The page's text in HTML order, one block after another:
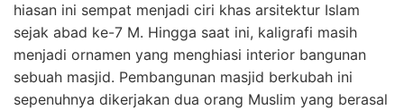
hiasan ini sempat menjadi ciri khas arsitektur Islam
sejak abad ke-7 M. Hingga saat ini, kaligrafi masih
menjadi ornamen yang menghiasi interior bangunan
sebuah masjid. Pembangunan masjid berkubah ini
sepenuhnya dikerjakan dua orang Muslim yang berasal